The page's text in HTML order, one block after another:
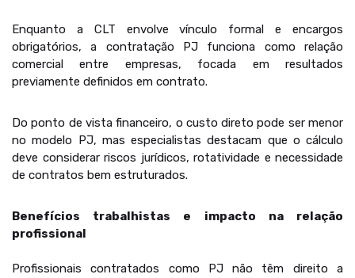
Enquanto a CLT envolve vínculo formal e encargos
obrigatórios, a contratação PJ funciona como relação
comercial entre empresas, focada em resultados
previamente definidos em contrato.
Do ponto de vista financeiro, o custo direto pode ser menor
no modelo PJ, mas especialistas destacam que o cálculo
deve considerar riscos jurídicos, rotatividade e necessidade
de contratos bem estruturados.
Benefícios trabalhistas e impacto na relação
profissional
Profissionais contratados como PJ não têm direito a